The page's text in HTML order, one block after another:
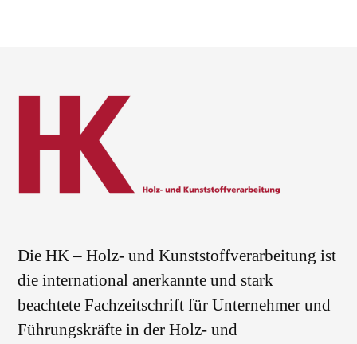
Die HK – Holz- und Kunststoffverarbeitung ist
die international anerkannte und stark
beachtete Fachzeitschrift für Unternehmer und
Führungskräfte in der Holz- und